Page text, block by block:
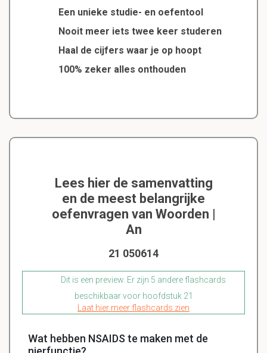
Een unieke studie- en oefentool
Nooit meer iets twee keer studeren
Haal de cijfers waar je op hoopt
100% zeker alles onthouden
Lees hier de samenvatting
en de meest belangrijke
oefenvragen van Woorden |
An
21 050614
Dit is een preview. Er zijn 5 andere flashcards
beschikbaar voor hoofdstuk 21
Laat hier meer flashcards zien
Wat hebben NSAIDS te maken met de